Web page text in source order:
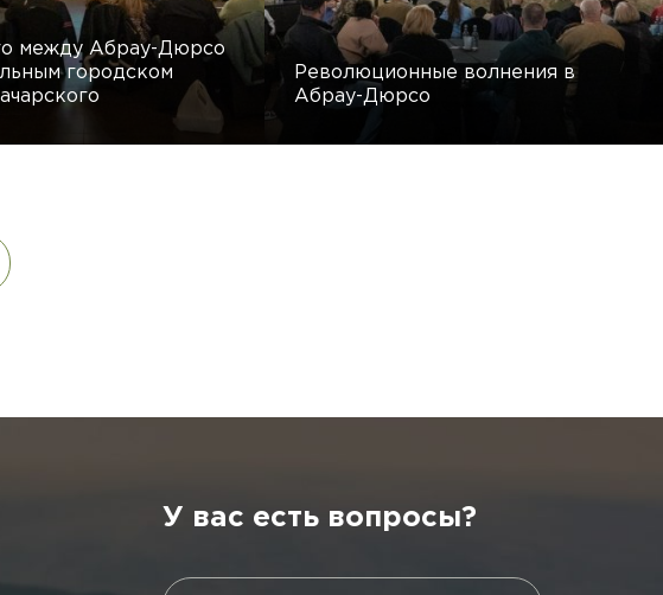
между Абрау-Дюрсо
городском
Революционные волнения в
Абрау-Дюрсо
У вас есть вопросы?